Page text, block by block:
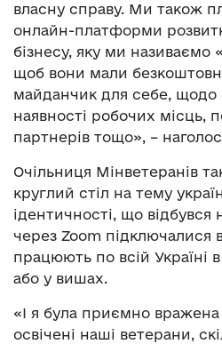
власну справу. Ми також
онлайн-платформи
бізнесу, яку ми називаємо
щоб вони мали
майданчик для себе, щодо
наявності робочих місць,
партнерів тощо», –
Очільниця Мінветеранів
круглий стіл на тему
ідентичності, що
через Zoom підключалися
працюють по всій Україні
або у вишах.
«І я була приємно вражена
освічені наші ветерани,